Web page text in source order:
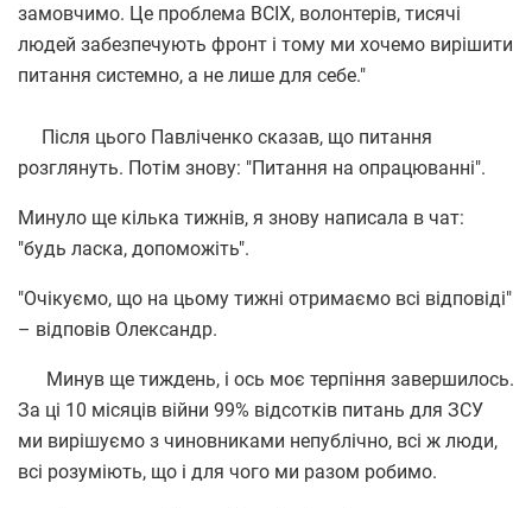
замовчимо. Це проблема ВСІХ, волонтерів, тисячі
людей забезпечують фронт і тому ми хочемо вирішити
питання системно, а не лише для себе."
Після цього Павліченко сказав, що питання
розглянуть. Потім знову: "Питання на опрацюванні".
Минуло ще кілька тижнів, я знову написала в чат:
"будь ласка, допоможіть".
"Очікуємо, що на цьому тижні отримаємо всі відповіді"
– відповів Олександр.
Минув ще тиждень, і ось моє терпіння завершилось.
За ці 10 місяців війни 99% відсотків питань для ЗСУ
ми вирішуємо з чиновниками непублічно, всі ж люди,
всі розуміють, що і для чого ми разом робимо.